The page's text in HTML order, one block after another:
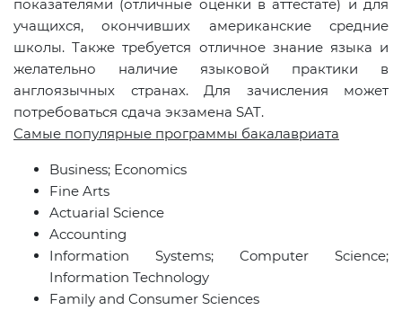
показателями (отличные оценки в аттестате) и для
учащихся, окончивших американские средние
школы. Также требуется отличное знание языка и
желательно наличие языковой практики в
англоязычных странах. Для зачисления может
потребоваться сдача экзамена SAT.
Самые популярные программы бакалавриата
Business; Economics
Fine Arts
Actuarial Science
Accounting
Information Systems; Computer Science;
Information Technology
Family and Consumer Sciences